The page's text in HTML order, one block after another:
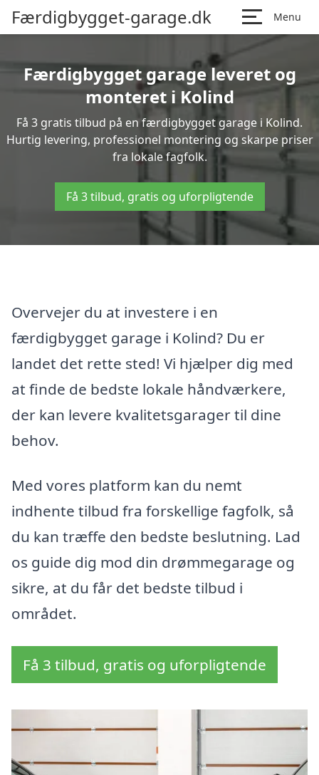
Færdigbygget-garage.dk Menu
Færdigbygget garage leveret og
monteret i Kolind
Få 3 gratis tilbud på en færdigbygget garage i Kolind.
Hurtig levering, professionel montering og skarpe priser
fra lokale fagfolk.
Få 3 tilbud, gratis og uforpligtende
Overvejer du at investere i en
færdigbygget garage i Kolind? Du er
landet det rette sted! Vi hjælper dig med
at finde de bedste lokale håndværkere,
der kan levere kvalitetsgarager til dine
behov.
Med vores platform kan du nemt
indhente tilbud fra forskellige fagfolk, så
du kan træffe den bedste beslutning. Lad
os guide dig mod din drømmegarage og
sikre, at du får det bedste tilbud i
området.
Få 3 tilbud, gratis og uforpligtende